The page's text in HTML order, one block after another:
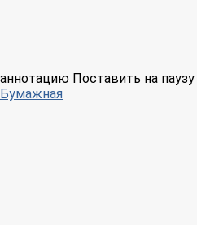
аннотацию Поставить на паузу
Бумажная